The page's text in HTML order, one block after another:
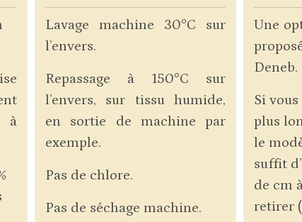
à
Lavage machine 30°C sur
l’envers.
Repassage à 150°C sur
l’envers, sur tissu humide,
en sortie de machine par
exemple.
Pas de chlore.
Pas de séchage machine.
Une
Deneb.
Si
plus
le
suffit
de cm
retirer